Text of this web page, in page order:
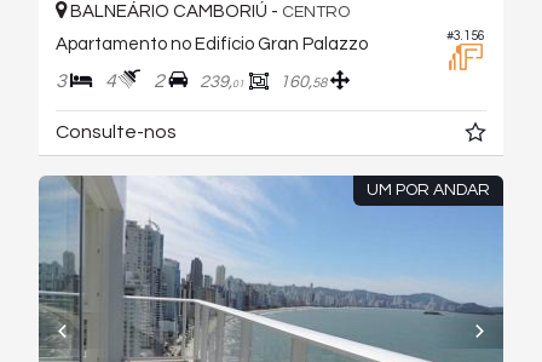
#3.156
BALNEÁRIO CAMBORIÚ - CENTRO
Apartamento no Edifício Gran Palazzo
3 4 2 239,01 160,58
Consulte-nos
UM POR ANDAR